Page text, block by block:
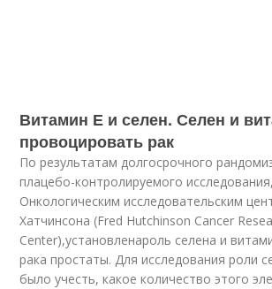
Витамин Е и селен. Селен и
провоцировать рак
По результатам долгосрочного
плацебо-контролируемого
Онкологическим исследовательским
Хатчинсона (Fred Hutchinson Cancer
Center),установленароль селена и
рака простаты. Для исследования роли
было учесть, какое количество этого